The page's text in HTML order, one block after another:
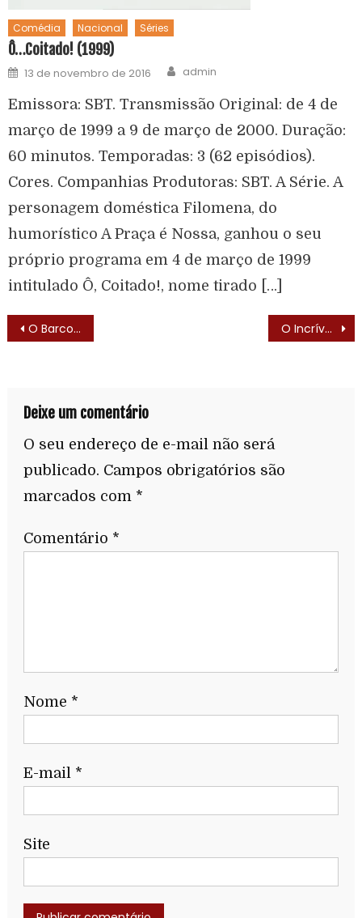
Comédia Nacional Séries
Ô…Coitado! (1999)
13 de novembro de 2016 admin
Emissora: SBT. Transmissão Original: de 4 de
março de 1999 a 9 de março de 2000. Duração:
60 minutos. Temporadas: 3 (62 episódios).
Cores. Companhias Produtoras: SBT. A Série. A
personagem doméstica Filomena, do
humorístico A Praça é Nossa, ganhou o seu
próprio programa em 4 de março de 1999
intitulado Ô, Coitado!, nome tirado […]
O Barco do Amor (Love Boat – 1977) – Elenco O Incrível Hulk (The Incredible Hulk – 1978) – Lista de Episódios
Deixe um comentário
O seu endereço de e-mail não será
publicado. Campos obrigatórios são
marcados com *
Comentário *
Nome *
E-mail *
Site